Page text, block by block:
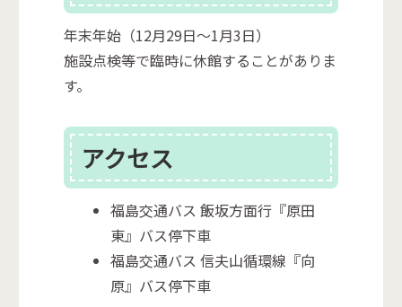
年末年始（12月29日～1月3日）
施設点検等で臨時に休館することがありま
す。
アクセス
福島交通バス 飯坂方面行『原田
東』バス停下車
福島交通バス 信夫山循環線『向
原』バス停下車